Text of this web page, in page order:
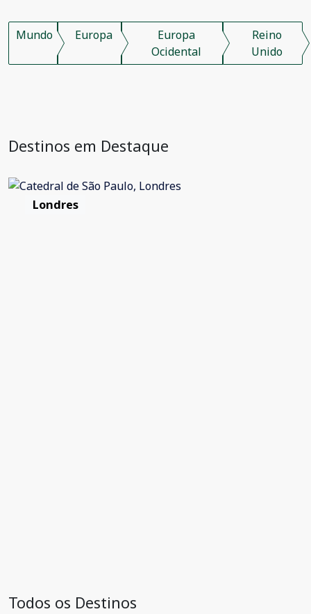
Mundo Europa
Europa
Ocidental
Reino
Unido
Destinos em Destaque
Londres
Todos os Destinos